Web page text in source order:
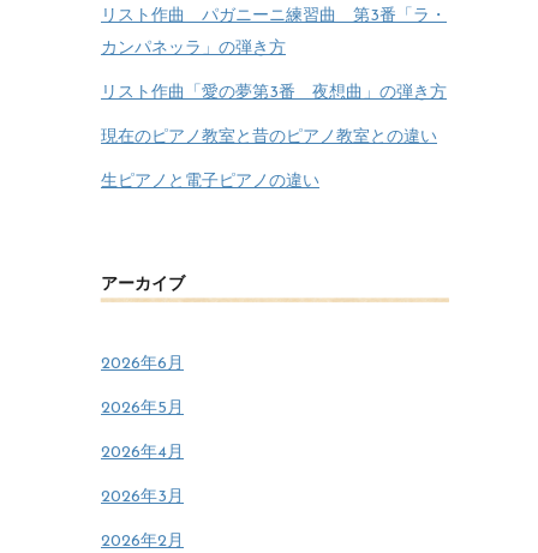
リスト作曲 パガニーニ練習曲 第3番「ラ・
カンパネッラ」の弾き方
リスト作曲「愛の夢第3番 夜想曲」の弾き方
現在のピアノ教室と昔のピアノ教室との違い
生ピアノと電子ピアノの違い
アーカイブ
2026年6月
2026年5月
2026年4月
2026年3月
2026年2月